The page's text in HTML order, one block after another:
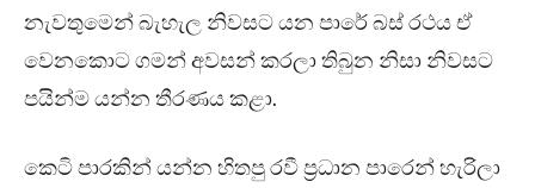
නැවතුමෙන් බැහැල නිවසට යන පාරේ බස් රථය ඒ
වෙනකොට ගමන් අවසන් කරලා තිබුන නිසා නිවසට
පයින්ම යන්න තීරණය කළා.
කෙටි පාරකින් යන්න හිතපු රවී ප්‍රධාන පාරෙන් හැරිලා